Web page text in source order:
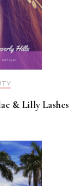
& Lilly Lashes